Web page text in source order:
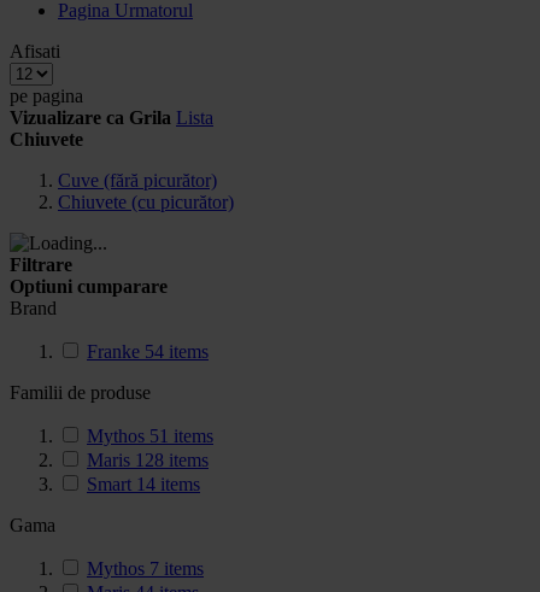
Pagina Urmatorul
Afisati
pe pagina
Vizualizare ca Grila Lista
Chiuvete
Cuve (fără picurător)
Chiuvete (cu picurător)
Filtrare
Optiuni cumparare
Brand
Franke 54 items
Familii de produse
Mythos 51 items
Maris 128 items
Smart 14 items
Gama
Mythos 7 items